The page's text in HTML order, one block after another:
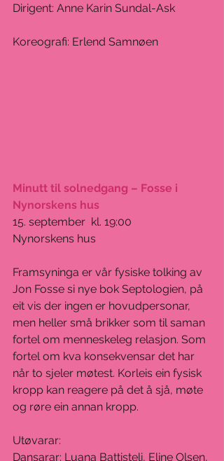
Dirigent: Anne Karin Sundal-Ask
Koreografi: Erlend Samnøen
Minutt til solnedgang – Fosse i
Nynorskens hus
15. september  kl. 19:00
Nynorskens hus
Framsyninga er vår fysiske tolking av
Jon Fosse si nye bok Septologien, på
eit vis der ingen er hovudpersonar,
men heller små brikker som til saman
fortel om menneskeleg relasjon. Som
fortel om kva konsekvensar det har
når to sjeler møtest. Korleis ein fysisk
kropp kan reagere på det å sjå, møte
og røre ein annan kropp.
Utøvarar:
Dansarar: Luana Battisteli, Eline Olsen,